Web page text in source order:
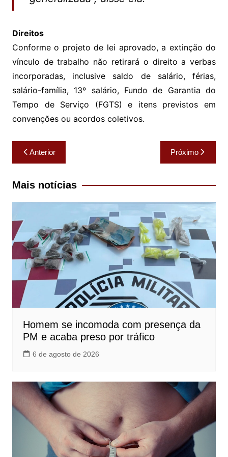
Direitos
Conforme o projeto de lei aprovado, a extinção do
vínculo de trabalho não retirará o direito a verbas
incorporadas, inclusive saldo de salário, férias,
salário-família, 13º salário, Fundo de Garantia do
Tempo de Serviço (FGTS) e itens previstos em
convenções ou acordos coletivos.
Navegação
de
Post
Anterior Próximo
Mais notícias
Homem se incomoda com presença da
PM e acaba preso por tráfico
6 de agosto de 2026